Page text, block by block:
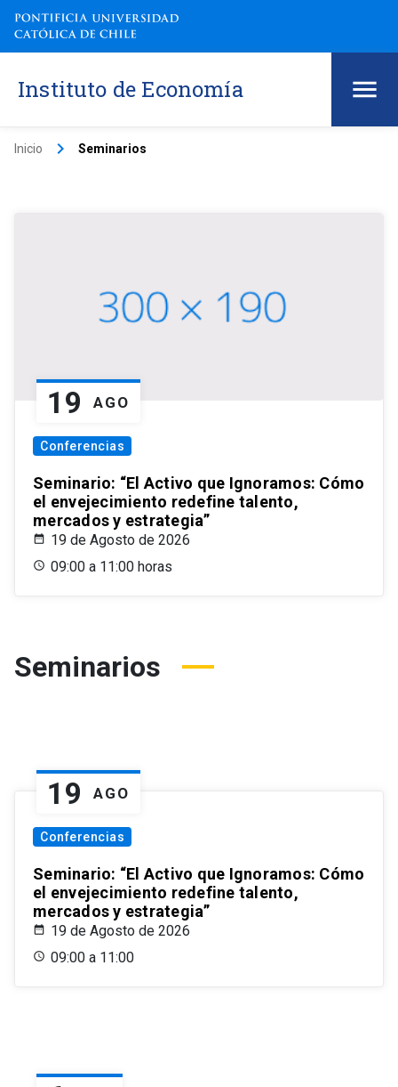
Instituto de Economía
Inicio keyboard_arrow_right Seminarios
19 AGO
Conferencias
Seminario: “El Activo que Ignoramos: Cómo
el envejecimiento redefine talento,
mercados y estrategia”
19 de Agosto de 2026
09:00 a 11:00 horas
Seminarios
19 AGO
Conferencias
Seminario: “El Activo que Ignoramos: Cómo
el envejecimiento redefine talento,
mercados y estrategia”
19 de Agosto de 2026
09:00 a 11:00